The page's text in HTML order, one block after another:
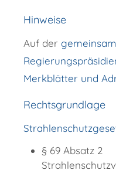
Hinweise
Auf der
Merkblätter und
Rechtsgrundlage
§ 69 Absatz 2